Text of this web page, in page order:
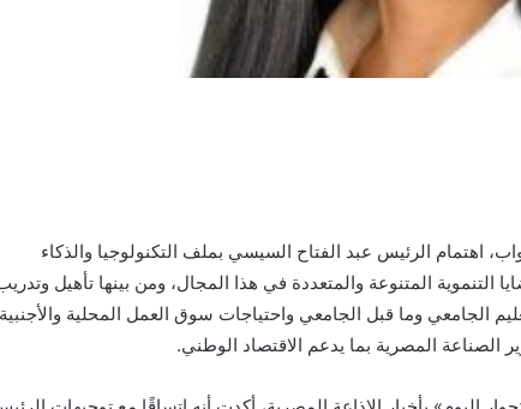
اهتمام الرئيس عبد الفتاح السيسي بملف التكنولوجيا والذكاء
التنموية المتنوعة والمتعددة في هذا المجال، ومن بينها تأهيل
الجامعي وما قبل الجامعي واحتياجات سوق العمل المحلية
الصناعة المصرية بما يدعم الاقتصاد الوطني.